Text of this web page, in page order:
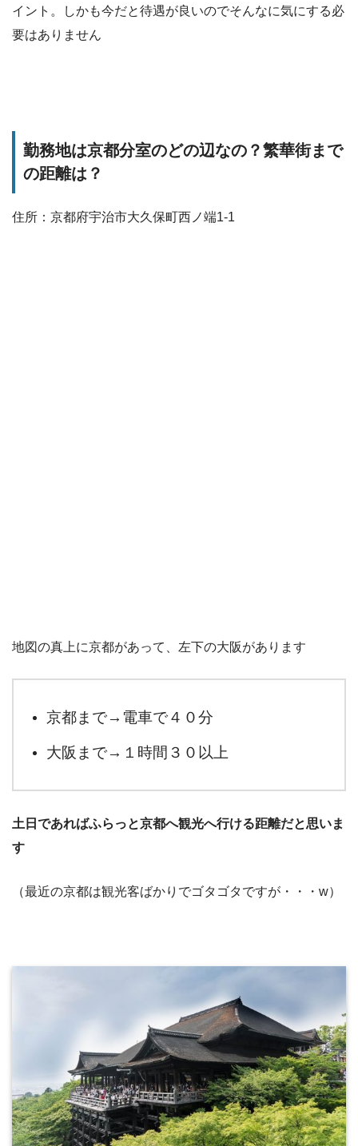
イント。しかも今だと待遇が良いのでそんなに気にする必
要はありません
勤務地は京都分室のどの辺なの？繁華街まで
の距離は？
住所：京都府宇治市大久保町西ノ端1-1
地図の真上に京都があって、左下の大阪があります
京都まで→電車で４０分
大阪まで→１時間３０以上
土日であればふらっと京都へ観光へ行ける距離だと思いま
す
（最近の京都は観光客ばかりでゴタゴタですが・・・w）